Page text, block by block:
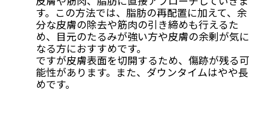
す。この方法では、脂肪の再配置に加えて、余
分な皮膚の除去や筋肉の引き締めも行えるた
め、目元のたるみが強い方や皮膚の余剰が気に
なる方におすすめです。
ですが皮膚表面を切開するため、傷跡が残る可
能性があります。また、ダウンタイムはやや長
めです。